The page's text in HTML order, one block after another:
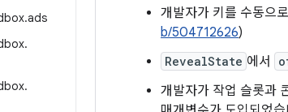
.ads
.
.
개발자가 키를 수동으
b/504712626)
RevealState 에서
개발자가 작업 슬롯과